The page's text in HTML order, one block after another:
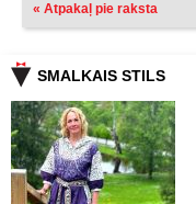
« Atpakaļ pie raksta
SMALKAIS STILS